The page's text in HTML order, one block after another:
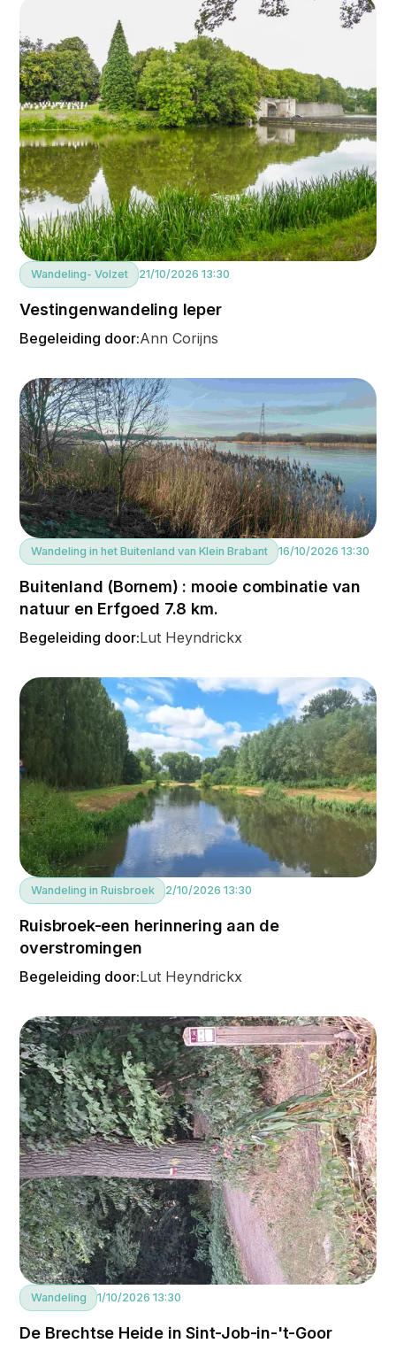
Wandeling- Volzet 21/10/2026 13:30
Vestingenwandeling Ieper
Begeleiding door:Ann Corijns
Wandeling in het Buitenland van Klein Brabant 16/10/2026 13:30
Buitenland (Bornem) : mooie combinatie van
natuur en Erfgoed 7.8 km.
Begeleiding door:Lut Heyndrickx
Wandeling in Ruisbroek 2/10/2026 13:30
Ruisbroek-een herinnering aan de
overstromingen
Begeleiding door:Lut Heyndrickx
Wandeling 1/10/2026 13:30
De Brechtse Heide in Sint-Job-in-'t-Goor